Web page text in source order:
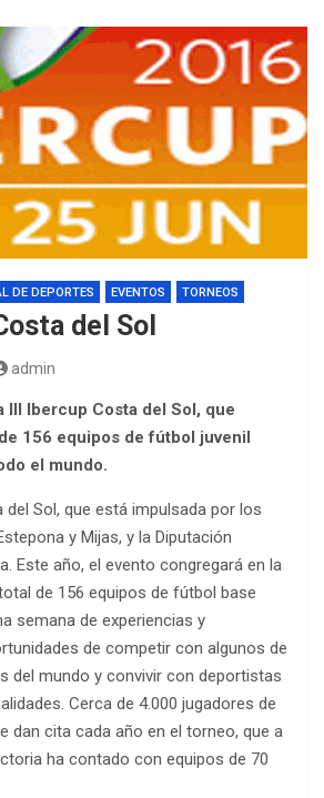
DE DEPORTES EVENTOS TORNEOS
del Sol
admin
III Ibercup Costa del Sol, que
156 equipos de fútbol juvenil
el mundo.
del Sol, que está impulsada por los
y Mijas, y la Diputación
Este año, el evento congregará en la
de 156 equipos de fútbol base
semana de experiencias y
de competir con algunos de
del mundo y convivir con deportistas
Cerca de 4.000 jugadores de
dan cita cada año en el torneo, que a
ha contado con equipos de 70